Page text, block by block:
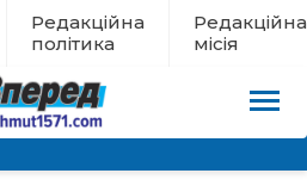
Редакційна
політика
Редакційна
місія